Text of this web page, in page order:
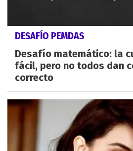
DESAFÍO PEMDAS
Desafío matemático: la
fácil, pero no todos dan
correcto